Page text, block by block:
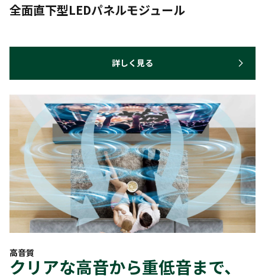
全面直下型LEDパネルモジュール
詳しく見る
高音質
クリアな高音から重低音まで、